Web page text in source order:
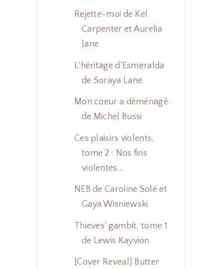
Rejette-moi de Kel
Carpenter et Aurelia
Jane
L'héritage d'Esmeralda
de Soraya Lane
Mon coeur a déménagé
de Michel Bussi
Ces plaisirs violents,
tome 2 : Nos fins
violentes...
NEB de Caroline Solé et
Gaya Wisniewski
Thieves’ gambit, tome 1
de Lewis Kayvion
[Cover Reveal] Butter